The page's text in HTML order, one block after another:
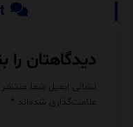
دیدگاهتان را
نشانی ایمیل شما
علامت‌گذاری شده‌اند *